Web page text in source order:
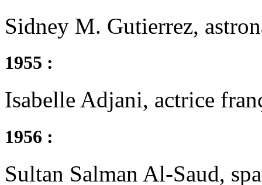
Sidney M. Gutierrez,
1955 :
Isabelle Adjani, actrice
1956 :
Sultan Salman Al-Saud,